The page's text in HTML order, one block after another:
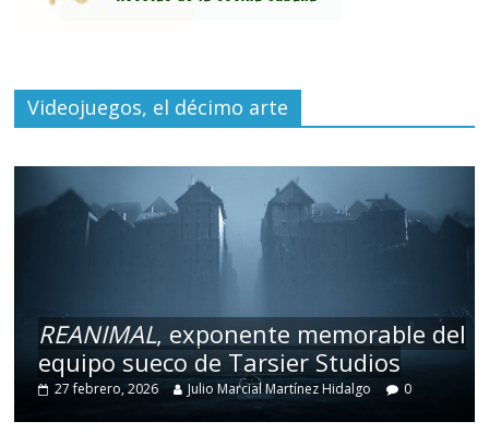
Videojuegos, el décimo arte
REANIMAL, exponente memorable del
equipo sueco de Tarsier Studios
27 febrero, 2026 Julio Marcial Martínez Hidalgo 0